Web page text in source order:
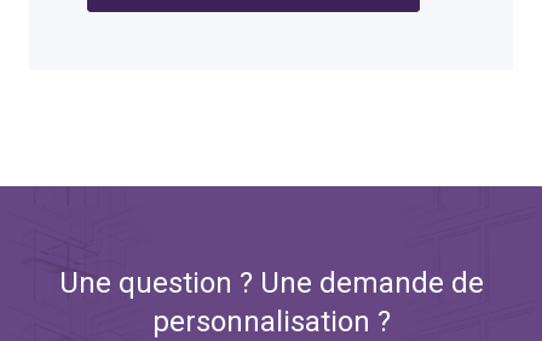
Une question ? Une demande de
personnalisation ?